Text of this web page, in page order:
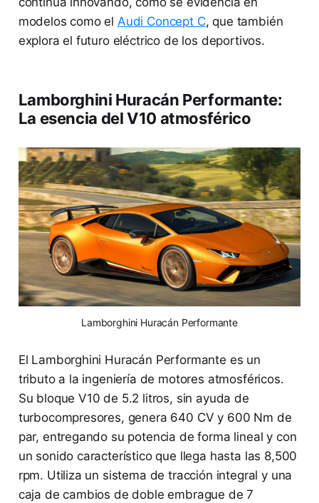
modelos como el Audi Concept C, que también
explora el futuro eléctrico de los deportivos.
Lamborghini Huracán Performante:
La esencia del V10 atmosférico
Lamborghini Huracán Performante
El Lamborghini Huracán Performante es un
tributo a la ingeniería de motores atmosféricos.
Su bloque V10 de 5.2 litros, sin ayuda de
turbocompresores, genera 640 CV y 600 Nm de
par, entregando su potencia de forma lineal y con
un sonido característico que llega hasta las 8,500
rpm. Utiliza un sistema de tracción integral y una
caja de cambios de doble embrague de 7